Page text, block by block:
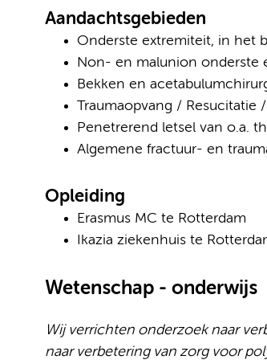
Aandachtsgebieden
Onderste extremiteit, in het
Non- en malunion onderste
Bekken en
Traumaopvang / Resucitatie
Penetrerend letsel van o.a.
Algemene fractuur- en
Opleiding
Erasmus MC te Rotterdam
Ikazia ziekenhuis te
Wetenschap - onderwijs
Wij verrichten onderzoek naar
naar verbetering van zorg voor